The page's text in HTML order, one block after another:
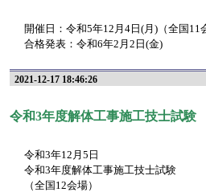
開催日：令和5年12月4日(月)（全国11
合格発表：令和6年2月2日(金)
2021-12-17 18:46:26
令和3年度解体工事施工技士試験
令和3年12月5日
令和3年度解体工事施工技士試験
（全国12会場）